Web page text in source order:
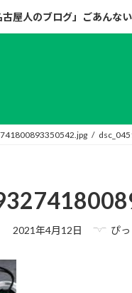
古屋人のブログ」ごあんない
最
更
新
日
2021年4月12日 ぴ